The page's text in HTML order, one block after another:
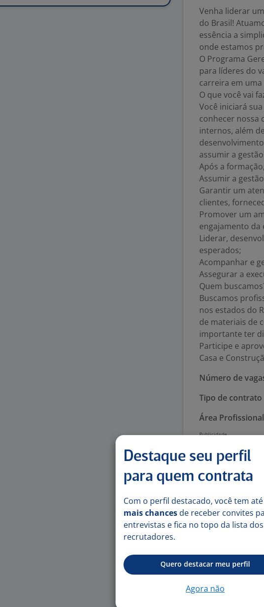
Venha liderar
do Brasil!
essência a
onde estamos
O Programa
para líderes do
carreira em
O que você vai
Você iniciará
conhecer nossa
internos, além
assumir a
Após a
Assumir a
Garantir um
clientes,
Promover um
engajamento da
Liderar,
esperados;
Acompanhar e
Assegurar a
Quem
Buscamos
nos estados do
de materiais de
importante ter
Participe e
Casa e
Número de
Tipo de contrato
Área
Exigências
Escolaridade
Destaque seu perfil
para quem contrata
Com o perfil destacado, você tem até
mais chances de receber convites
entrevistas e fica no topo da lista dos
recrutadores.
Quero destacar meu perfil
Agora não